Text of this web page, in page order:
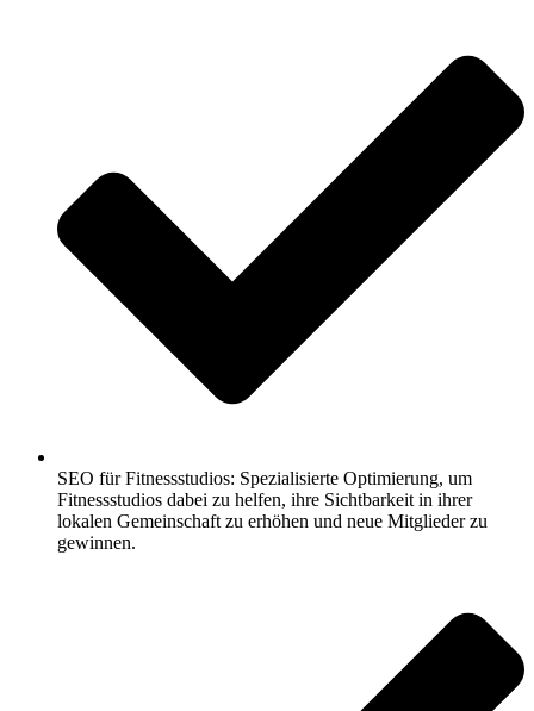
SEO für Fitnessstudios: Spezialisierte Optimierung, um
Fitnessstudios dabei zu helfen, ihre Sichtbarkeit in ihrer
lokalen Gemeinschaft zu erhöhen und neue Mitglieder zu
gewinnen.